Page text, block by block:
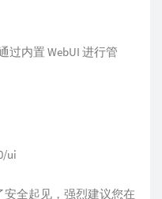
过内置 WebUI 进行管
ui
安全起见，强烈建议您在